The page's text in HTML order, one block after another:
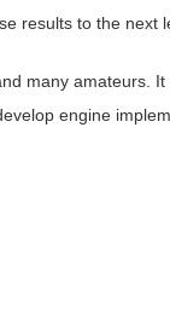
results to the next
many amateurs.
engine